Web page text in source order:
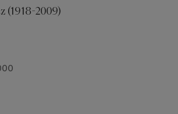
(1918-2009)